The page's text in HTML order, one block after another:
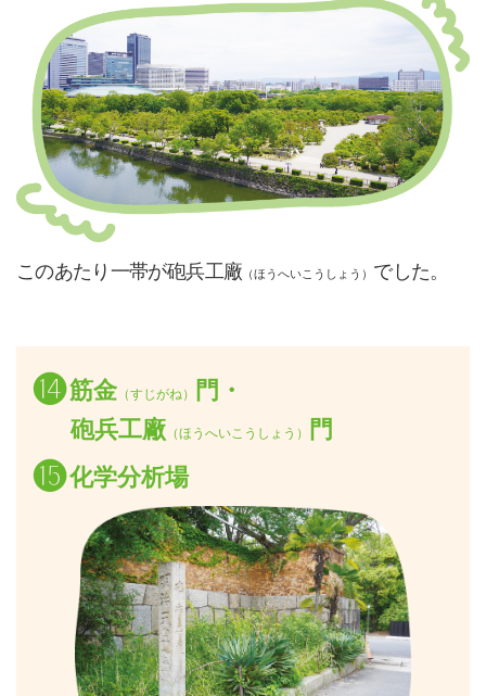
このあたり一帯が砲兵工廠 （ほうへいこうしょう） でした。
⓮筋金 （すじがね）
門・
砲兵工廠 （ほうへいこうしょう） 門
⓯化学分析場